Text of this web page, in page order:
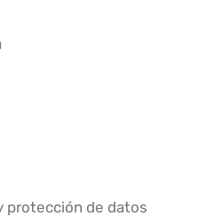
protección de datos